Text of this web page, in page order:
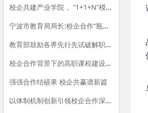
校企共建产业学院， “1+1+N”模式协同育人
宁波市教育局局长:校企合作“瓶颈”这样来突破
教育部鼓励各界先行先试破解职教难题
校企合作背景下的高职课程建设与改革
强强合作结硕果 校企共赢谱新篇
以体制机制创新引领校企合作深入发展